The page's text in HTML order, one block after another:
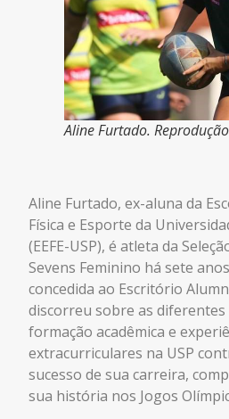
Aline Furtado.
Aline Furtado, ex-aluna da
Física e Esporte da
(EEFE-USP), é atleta da
Sevens Feminino há sete
concedida ao Escritório
discorreu sobre as diferentes
formação acadêmica e
extracurriculares na USP
sucesso de sua carreira,
sua história nos Jogos